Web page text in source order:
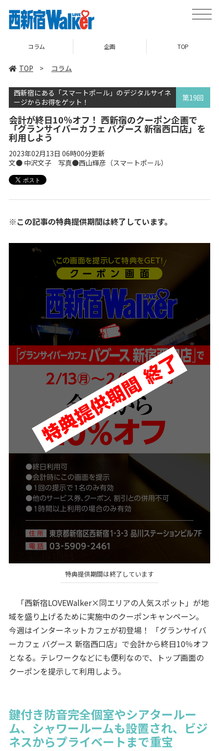
toggle
企画 TOP ニュース
TOP > コラム
西新宿にある「スマートポール」のデジタルサイネ
ージからお得をゲット！
第19回
会計が終日10％オフ！ 西新宿のクーポン企画で
「グランサイバーカフェ バグース 新宿西口店」を
利用しよう
2023年02月13日 06時00分更新
文● 中沢文子 写真●西山輝彦（スマートポール）
※この記事の特典提供期間は終了しています。
特典提供期間は終了しています
「西新宿LOVEWalker×同エリアの人気スポット」が地
域を盛り上げるために実施中のクーポンキャンペーン。
今週はインターネットカフェが初登場！ 「グランサイバ
ーカフェ バグース 新宿西口店」で会計から終日10％オフ
となる。テレワークなどにも便利なので、トップ画面の
クーポンを提示して利用しよう。
鍵付き防音完全個室やシアタールー
ム、シャワールームも設置され、ビジ
ネスからプライベートまで重宝